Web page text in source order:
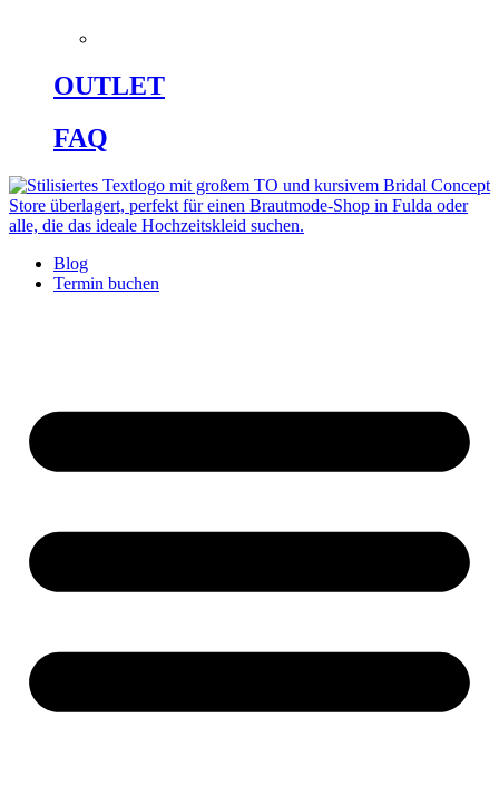
OUTLET
FAQ
Blog
Termin buchen